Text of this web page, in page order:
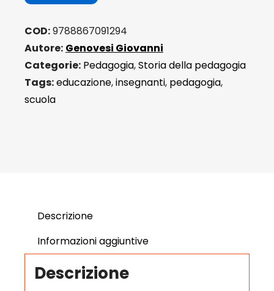
COD:9788867091294
Autore: Genovesi Giovanni
Categorie: Pedagogia,Storia della pedagogia
Tags:educazione,insegnanti, pedagogia,
scuola
Descrizione
Informazioni aggiuntive
Descrizione